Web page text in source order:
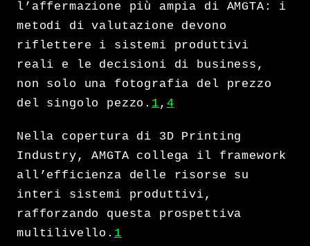
l’affermazione più ampia di AMGTA: i
metodi di valutazione devono
riflettere i sistemi produttivi
reali e le decisioni di business,
non solo una fotografia del prezzo
del singolo pezzo. 1 , 4
Nella copertura di 3D Printing
Industry, AMGTA collega il framework
all’efficienza delle risorse su
interi sistemi produttivi,
rafforzando questa prospettiva
multilivello. 1